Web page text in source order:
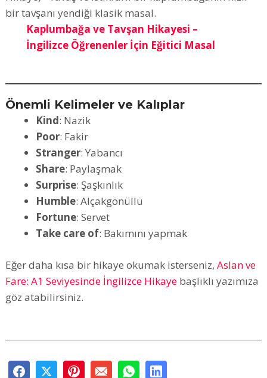
Kaplumbağa ve Tavşan Hikayesi –
İngilizce Öğrenenler İçin Eğitici Masal
Önemli Kelimeler ve Kalıplar
Kind: Nazik
Poor: Fakir
Stranger: Yabancı
Share: Paylaşmak
Surprise: Şaşkınlık
Humble: Alçakgönüllü
Fortune: Servet
Take care of: Bakımını yapmak
Eğer daha kısa bir hikaye okumak isterseniz,Aslan ve
Fare: A1 Seviyesinde İngilizce Hikaye başlıklı yazımıza
göz atabilirsiniz.